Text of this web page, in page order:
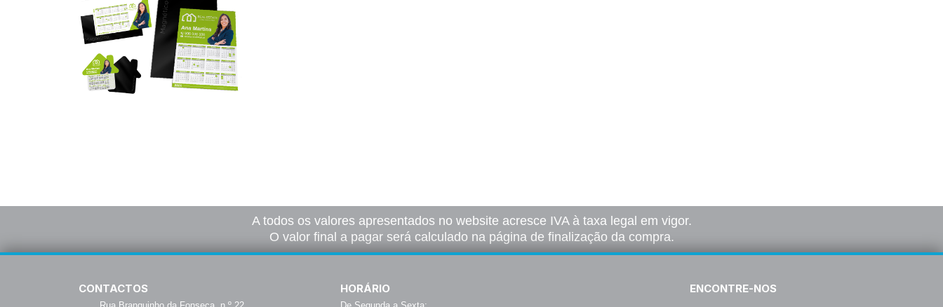
A todos os valores apresentados no website acresce IVA à taxa legal em vigor.
O valor final a pagar será calculado na página de finalização da compra.
CONTACTOS HORÁRIO ENCONTRE-NOS